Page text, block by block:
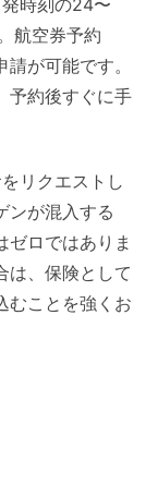
航空券予約
が可能です。
予約後すぐに手
リクエストし
ンが混入する
ロではありま
は、保険として
むことを強くお